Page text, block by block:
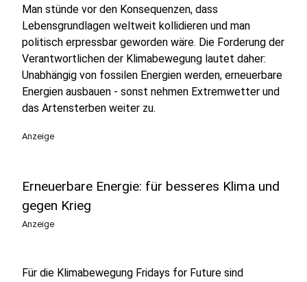
Man stünde vor den Konsequenzen, dass
Lebensgrundlagen weltweit kollidieren und man
politisch erpressbar geworden wäre. Die Forderung der
Verantwortlichen der Klimabewegung lautet daher:
Unabhängig von fossilen Energien werden, erneuerbare
Energien ausbauen - sonst nehmen Extremwetter und
das Artensterben weiter zu.
Anzeige
Erneuerbare Energie: für besseres Klima und
gegen Krieg
Anzeige
Für die Klimabewegung Fridays for Future sind